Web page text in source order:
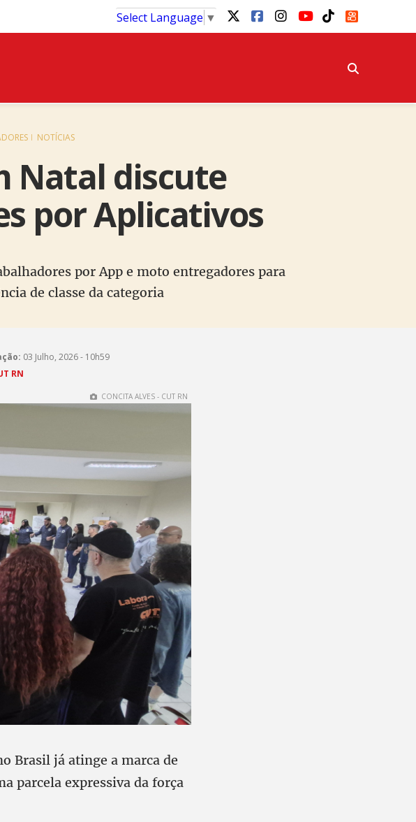
Select Language ▼
NOTÍCIAS
Natal discute
por Aplicativos
por App e moto entregadores para
de classe da categoria
03 Julho, 2026 - 10h59
RN
CONCITA ALVES - CUT RN
Brasil já atinge a marca de
parcela expressiva da força